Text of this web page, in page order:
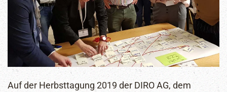
Auf der Herbsttagung 2019 der DIRO AG, dem